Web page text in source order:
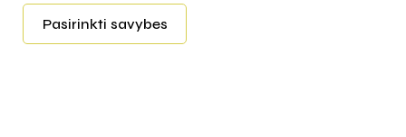
Pasirinkti savybes